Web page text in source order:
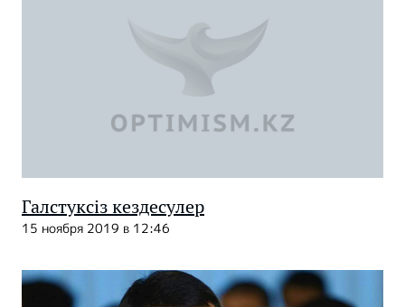
Галстуксіз кездесулер
15 ноября 2019 в 12:46